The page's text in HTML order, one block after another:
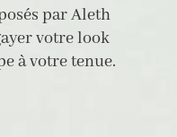
par Aleth
votre look
à votre tenue.